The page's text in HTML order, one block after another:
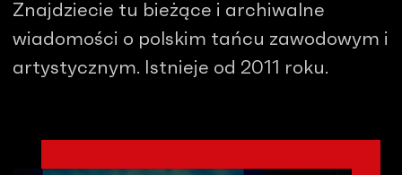
Znajdziecie tu bieżące i archiwalne
wiadomości o polskim tańcu zawodowym i
artystycznym. Istnieje od 2011 roku.